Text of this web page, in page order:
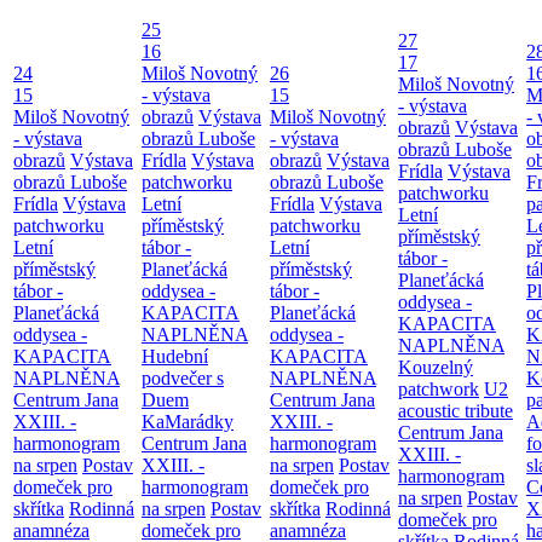
24
15
Miloš Novotný
- výstava
obrazů Výstava
obrazů Luboše
Frídla Výstava
patchworku
Letní
příměstský
tábor -
Planeťácká
oddysea -
KAPACITA
NAPLNĚNA
Centrum Jana
XXIII. -
harmonogram
na srpen Postav
domeček pro
skřítka Rodinná
anamnéza
25
16
Miloš Novotný
- výstava
obrazů Výstava
obrazů Luboše
Frídla Výstava
patchworku
Letní
příměstský
tábor -
Planeťácká
oddysea -
KAPACITA
NAPLNĚNA
Hudební
podvečer s
Duem
KaMarádky
Centrum Jana
XXIII. -
harmonogram
na srpen Postav
domeček pro
26
15
Miloš Novotný
- výstava
obrazů Výstava
obrazů Luboše
Frídla Výstava
patchworku
Letní
příměstský
tábor -
Planeťácká
oddysea -
KAPACITA
NAPLNĚNA
Centrum Jana
XXIII. -
harmonogram
na srpen Postav
domeček pro
skřítka Rodinná
anamnéza
27
17
Miloš Novotný
- výstava
obrazů Výstava
obrazů Luboše
Frídla Výstava
patchworku
Letní
příměstský
tábor -
Planeťácká
oddysea -
KAPACITA
NAPLNĚNA
Kouzelný
patchwork U2
acoustic tribute
Centrum Jana
XXIII. -
harmonogram
na srpen Postav
domeček pro
-